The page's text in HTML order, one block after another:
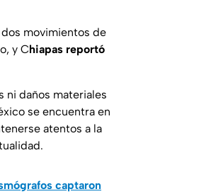
movimientos de
y Chiapas reportó
ni daños materiales
se encuentra en
atentos a la
captaron